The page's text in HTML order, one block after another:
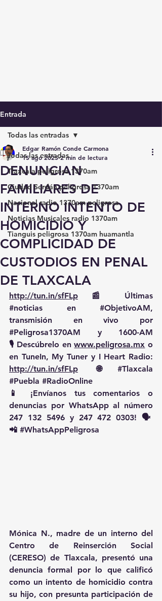
Entrada
Todas las entradas
Tlaxcala peligrosa 1370am
Ciudad Serdán peligrosa 1370am
Nacional radio 1370am peligrosa
Noticias Musicales radio 1370am
Tianguis peligrosa 1370am huamantla
Todas las entradas
DENUNCIAN
FAMILIARES DE
INTERNO INTENTO DE
HOMICIDIO Y
COMPLICIDAD DE
CUSTODIOS EN PENAL
DE TLAXCALA
Edgar Ramón Conde Carmona
15 ago 2025 2 min de lectura
http://tun.in/sfFLp
#noticias en #ObjetivoAM,
#Peligrosa1370AM y 1600-AM
🎙️ Descúbrelo en www.peligrosa.mx o
http://tun.in/sfFLp 🌐 #Tlaxcala
#Puebla #RadioOnline
📱 ¡Envíanos tus comentarios o
denuncias por WhatsApp al número
247 132 5496 y 247 472 0303! 🗣️
📲 #WhatsAppPeligrosa
Mónica N., madre de un interno del
Centro de Reinserción Social
(CERESO) de Tlaxcala, presentó una
denuncia formal por lo que calificó
como un intento de homicidio contra
su hijo, con presunta participación de